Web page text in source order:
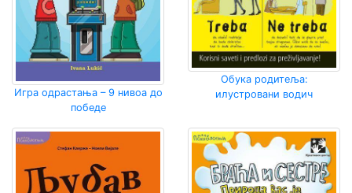
Игра одрастања – 9 нивоа до
победе
Обука родитеља:
илустровани водич